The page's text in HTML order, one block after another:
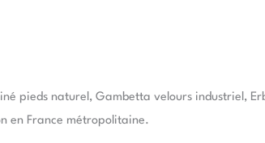
pieds naturel, Gambetta velours industriel,
en France métropolitaine.